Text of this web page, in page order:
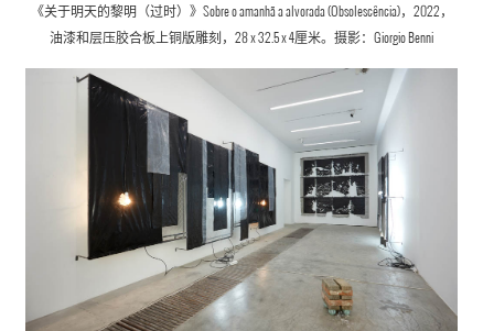
《关于明天的黎明（过时）》Sobre o amanhã a alvorada (Obsolescência)，2022，
油漆和层压胶合板上铜版雕刻，28 x 32.5 x 4厘米。摄影：Giorgio Benni